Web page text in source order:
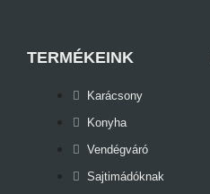
TERMÉKEINK
Karácsony
Konyha
Vendégváró
Sajtimádóknak